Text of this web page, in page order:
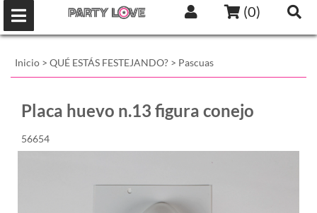
(0)
Inicio > QUÉ ESTÁS FESTEJANDO? > Pascuas
Placa huevo n.13 figura conejo
56654